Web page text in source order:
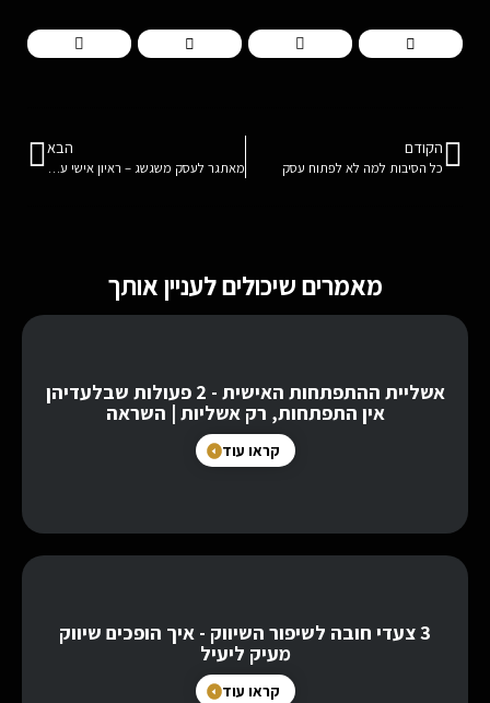
הקודם
כל הסיבות למה לא לפתוח עסק
הבא
מאתגר לעסק משגשג – ראיון אישי עם איתם ישראלי
מאמרים שיכולים לעניין אותך
אשליית ההתפתחות האישית - 2 פעולות שבלעדיהן
אין התפתחות, רק אשליות | השראה
קראו עוד
3 צעדי חובה לשיפור השיווק - איך הופכים שיווק
מעיק ליעיל
קראו עוד